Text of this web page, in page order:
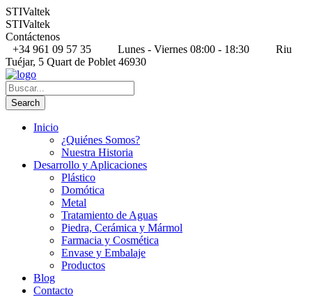
STIValtek
STIValtek
Contáctenos
+34 961 09 57 35
Lunes - Viernes 08:00 - 18:30
Riu
Tuéjar, 5 Quart de Poblet 46930
Inicio
¿Quiénes Somos?
Nuestra Historia
Desarrollo y Aplicaciones
Plástico
Domótica
Metal
Tratamiento de Aguas
Piedra, Cerámica y Mármol
Farmacia y Cosmética
Envase y Embalaje
Productos
Blog
Contacto